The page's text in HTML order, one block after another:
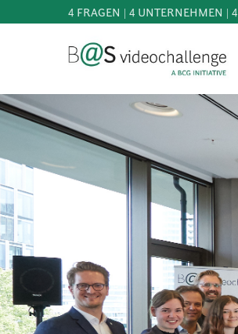
4 FRAGEN | 4 UNTERNEHMEN |
MITMACHEN
BEST
WISSEN
&
DOWNLOADS
FAQ
SCHIRMHERRSCHAFT
NEWS
PRESSE
ANMELDEN
b@Svideochallenge - A BCG
Registriere dich als Teilnehmer*in
Geburtsdatum*
E-Mail-Adresse*
Jetzt registrieren